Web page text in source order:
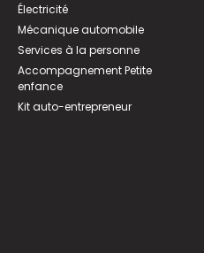
Électricité
Mécanique automobile
Services à la personne
Accompagnement Petite
enfance
Kit auto-entrepreneur